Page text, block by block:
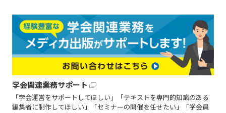
学会関連業務サポート
「学会運営をサポートしてほしい」「テキストを専門的知識のある
編集者に制作してほしい」「セミナーの開催を任せたい」「学会員